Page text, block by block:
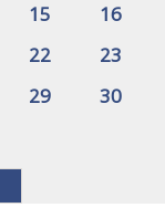
15
16
22
23
29
30